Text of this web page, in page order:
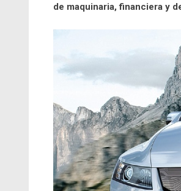
de maquinaria, financiera y